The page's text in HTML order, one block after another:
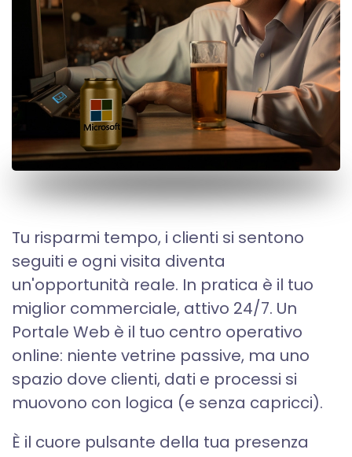
Tu risparmi tempo, i clienti si sentono
seguiti e ogni visita diventa
un'opportunità reale. In pratica è il tuo
miglior commerciale, attivo 24/7. Un
Portale Web è il tuo centro operativo
online: niente vetrine passive, ma uno
spazio dove clienti, dati e processi si
muovono con logica (e senza capricci).
È il cuore pulsante della tua presenza